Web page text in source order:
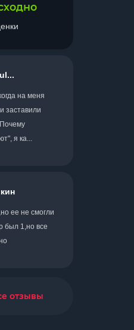
на меня
заставили
я ка...
ее не смогли
был 1,но все
отзывы